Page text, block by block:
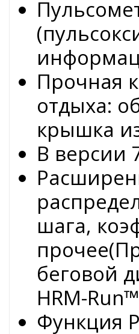
Прочная
отдыха:
крышка
В версии
шага,
беговой
HRM-
Функция